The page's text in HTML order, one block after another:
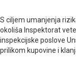
S ciljem umanjenja
okoliša Inspektorat
inspekcijske poslove
prilikom kupovine i